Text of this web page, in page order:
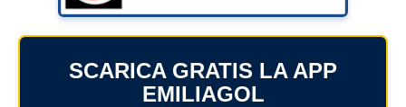
SCARICA GRATIS LA APP
EMILIAGOL